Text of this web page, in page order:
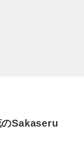
のSakaseru